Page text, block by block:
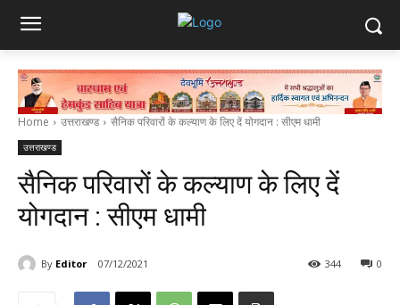
Home उत्तराखण्ड सैनिक परिवारों के कल्याण के लिए दें योगदान : सीएम धामी
उत्तराखण्ड
सैनिक परिवारों के कल्याण के लिए दें
योगदान : सीएम धामी
By Editor 07/12/2021 0
344